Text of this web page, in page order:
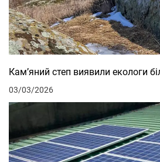
Кам’яний степ виявили екологи
03/03/2026